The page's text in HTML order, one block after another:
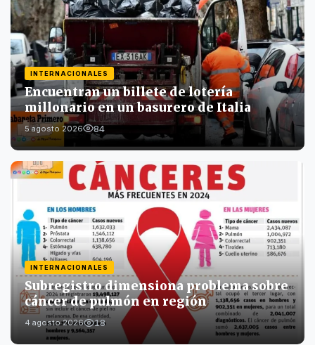
INTERNACIONALES
Encuentran un billete de lotería
millonario en un basurero de Italia
5 agosto 2026 84
INTERNACIONALES
Subregistro dimensiona problema sobre
cáncer de pulmón en región
4 agosto 2026 18